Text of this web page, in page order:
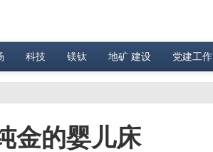
科技 镁钛 地矿 建设 党建工作
金的婴儿床